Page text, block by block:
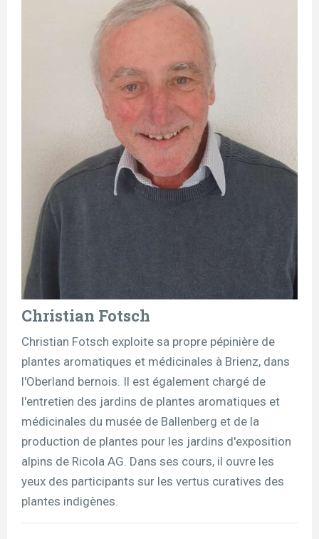
Christian Fotsch
Christian Fotsch exploite sa propre pépinière de
plantes aromatiques et médicinales à Brienz, dans
l'Oberland bernois. Il est également chargé de
l'entretien des jardins de plantes aromatiques et
médicinales du musée de Ballenberg et de la
production de plantes pour les jardins d'exposition
alpins de Ricola AG. Dans ses cours, il ouvre les
yeux des participants sur les vertus curatives des
plantes indigènes.